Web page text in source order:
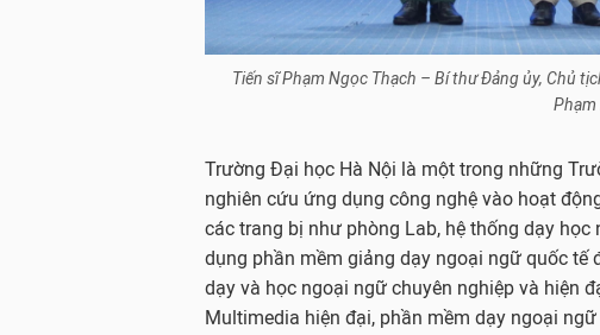
Tiến sĩ Phạm Ngọc Thạch – Bí thư Đảng ủy, Chủ
Trường Đại học Hà Nội là một trong những
nghiên cứu ứng dụng công nghệ vào hoạt
các trang bị như phòng Lab, hệ thống dạy
dụng phần mềm giảng dạy ngoại ngữ quốc tế
dạy và học ngoại ngữ chuyên nghiệp và hiện
Multimedia hiện đại, phần mềm dạy ngoại